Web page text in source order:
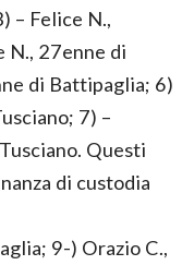
– Felice N.,
N., 27enne di
di Battipaglia; 6)
7) –
Questi
di custodia
9-) Orazio C.,